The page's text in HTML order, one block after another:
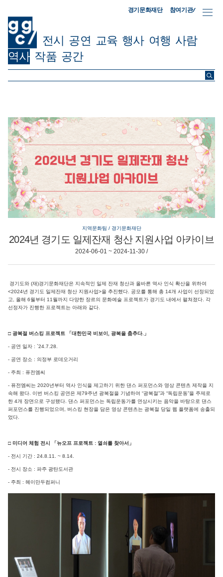
경기문화재단 참여기관/
전시 공연 교육 행사 여행 사람
역사 작품 공간
ggc/
지역문화팀 / 경기문화재단
2024년 경기도 일제잔재 청산 지원사업 아카이브
2024-06-01 ~ 2024-11-30 /
경기도와 (재)경기문화재단은 지속적인 일제 잔재 청산과 올바른 역사 인식 확산을 위하여
<2024년 경기도 일제잔재 청산 지원사업>을 추진했다. 공모를 통해 총 14개 사업이 선정되었
고, 올해 6월부터 11월까지 다양한 장르의 문화예술 프로젝트가 경기도 내에서 펼쳐졌다. 각
선정자가 진행한 프로젝트는 아래와 같다.
□ 광복절 버스킹 프로젝트 「대한민국 비보이, 광복을 춤추다.」
- 공연 일자 : `24.7.28.
- 공연 장소 : 의정부 로데오거리
- 주최 : 퓨전엠씨
- 퓨전엠씨는 2020년부터 역사 인식을 제고하기 위한 댄스 퍼포먼스와 영상 콘텐츠 제작을 지
속해 왔다. 이번 버스킹 공연은 제79주년 광복절을 기념하여 “광복절”과 “독립운동”을 주제로
한 4개 장면으로 구성됐다. 댄스 퍼포먼스는 독립운동가를 연상시키는 음악을 바탕으로 댄스
퍼포먼스를 진행되었으며, 버스킹 현장을 담은 영상 콘텐츠는 광복절 당일 웹 플랫폼에 송출되
었다.
□ 미디어 체험 전시 「뉴오프 프로젝트 : 열쇠를 찾아서」
- 전시 기간 : 24.8.11. ~ 8.14.
- 전시 장소 : 파주 광탄도서관
- 주최 : 헤이만두컴퍼니